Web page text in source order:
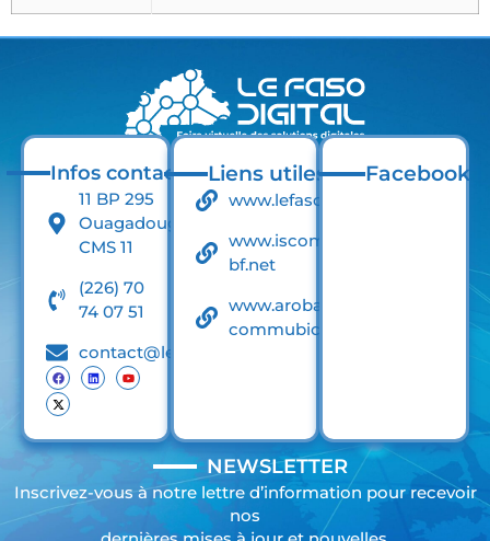
Infos contact
11 BP 295
Ouagadougou
CMS 11
(226) 70
74 07 51
contact@lefasodigital.net
Liens utiles
www.lefaso.net
www.iscom-
bf.net
www.arobase-
commubication.net
Facebook
NEWSLETTER
Inscrivez-vous à notre lettre d’information pour recevoir
nos